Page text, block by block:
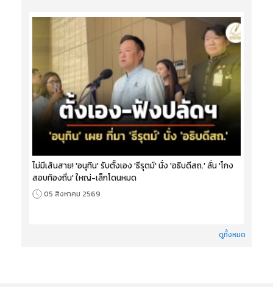
ไม่มีเส้นสาย! 'อนุทิน' รับตั้งเอง 'ธีรุตม์' นั่ง 'อธิบดีสถ.' ลั่น 'โกง
สอบท้องถิ่น' ใหญ่-เล็กโดนหมด
05 สิงหาคม 2569
ดูทั้งหมด